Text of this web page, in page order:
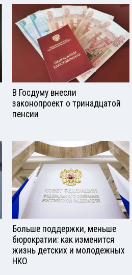
В Госдуму внесли
законопроект о тринадцатой
пенсии
Больше поддержки, меньше
бюрократии: как изменится
жизнь детских и молодежных
НКО